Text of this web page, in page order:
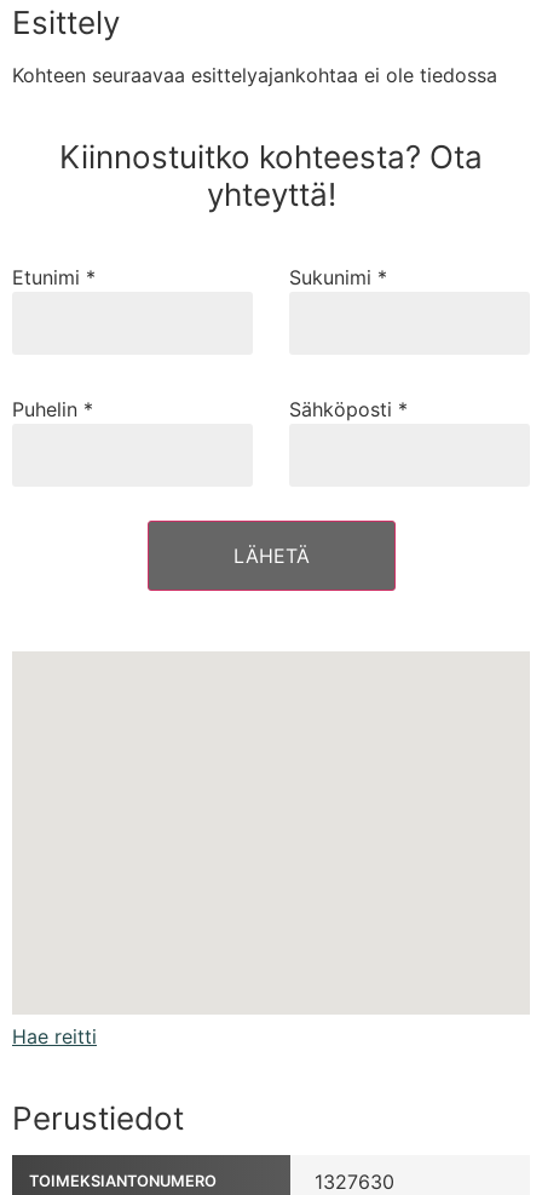
Esittely
Kohteen seuraavaa esittelyajankohtaa ei ole tiedossa
Kiinnostuitko kohteesta? Ota
yhteyttä!
Etunimi * Sukunimi *
Puhelin * Sähköposti *
Hae reitti
Perustiedot
TOIMEKSIANTONUMERO 1327630